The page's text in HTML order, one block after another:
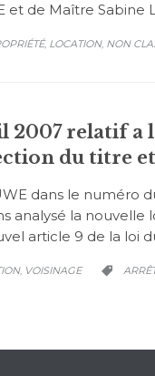
et de Maître Sabine
, LOCATION, NON
2007 relatif a
du titre
dans le
analysé la nouvelle
article 9 de la loi
, VOISINAGE 